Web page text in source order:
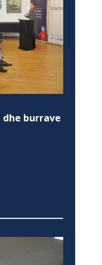
burrave